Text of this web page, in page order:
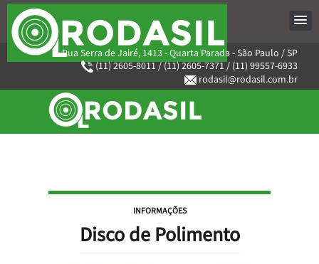
Rua Serra de Jairé, 1413 - Quarta Parada - São Paulo / SP
(11) 2605-8011/(11) 2605-7371/ (11) 99557-6933
rodasil@rodasil.com.br
INFORMAÇÕES
Disco de Polimento